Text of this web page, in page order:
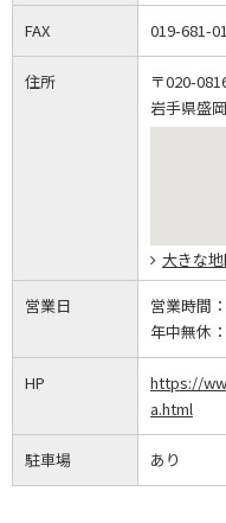
FAX 019-681-
住所
〒020-
岩手県盛
大きな
営業日 営業時間：
年中無休：
HP
https://
a.html
駐車場 あり